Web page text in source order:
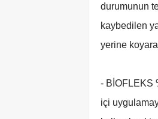
durumunun
kaybedilen
yerine
- BİOFLEKS
içi